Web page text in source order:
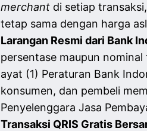
merchantdi setiap
tetap sama dengan harga
Larangan Resmi dari Bank
persentase maupun
ayat (1) Peraturan Bank
konsumen, dan pembeli
Penyelenggara Jasa
Transaksi QRIS Gratis